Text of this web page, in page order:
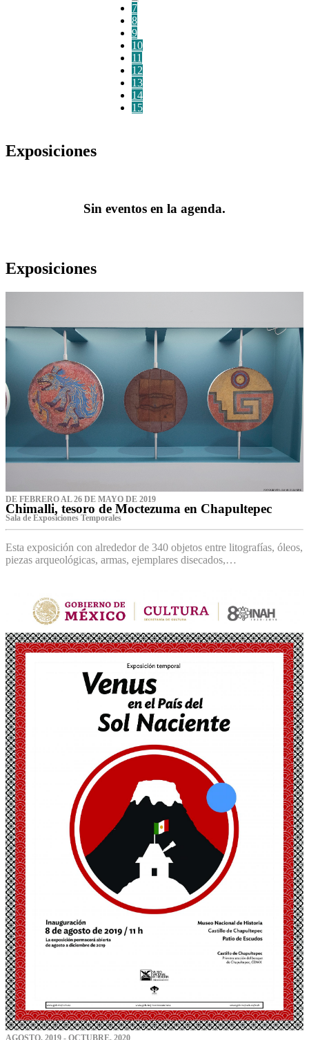
7
8
9
10
11
12
13
14
15
Exposiciones
Sin eventos en la agenda.
Exposiciones
DE FEBRERO AL 26 DE MAYO DE 2019
Chimalli, tesoro de Moctezuma en Chapultepec
Sala de Exposiciones Temporales
Esta exposición con alrededor de 340 objetos entre litografías, óleos,
piezas arqueológicas, armas, ejemplares disecados,…